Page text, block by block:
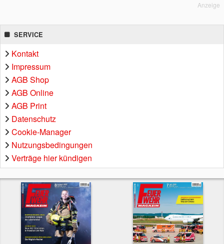
Anzeige
SERVICE
Kontakt
Impressum
AGB Shop
AGB Online
AGB Print
Datenschutz
Cookie-Manager
Nutzungsbedingungen
Verträge hier kündigen